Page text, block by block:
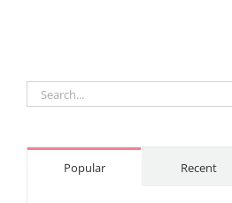
Search
for:
Popular Recent